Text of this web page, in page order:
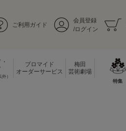
ご利用ガイド
会員登録
/ログイン
）
ブロマイド
オーダーサービス
梅田
芸術劇場
特集